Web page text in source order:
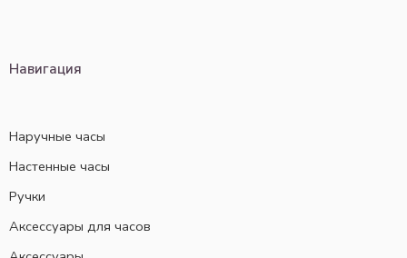
Навигация
Наручные часы
Настенные часы
Ручки
Аксессуары для часов